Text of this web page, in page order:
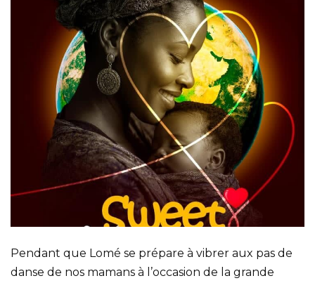
Pendant que Lomé se prépare à vibrer aux pas de
danse de nos mamans à l’occasion de la grande